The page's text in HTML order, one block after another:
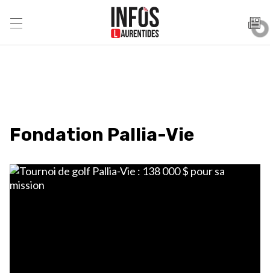
Fondation Pallia-Vie